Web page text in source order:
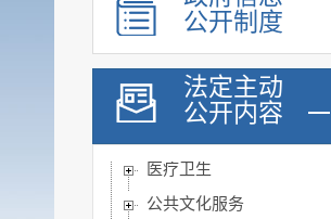
公开制度
法定主动
公开内容
社会保险
养老服务
稳岗就业
医疗卫生
公共文化服务